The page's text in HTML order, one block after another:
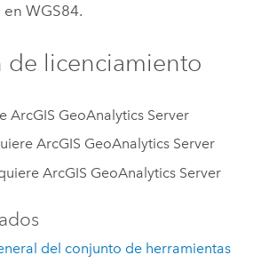
WGS84.
de licenciamiento
ArcGIS GeoAnalytics Server
ArcGIS GeoAnalytics Server
ArcGIS GeoAnalytics Server
del conjunto de herramientas